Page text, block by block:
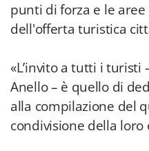
punti di forza e le
dell'offerta turistica
«L’invito a tutti i turisti
Anello – è quello di
alla compilazione del
condivisione della loro